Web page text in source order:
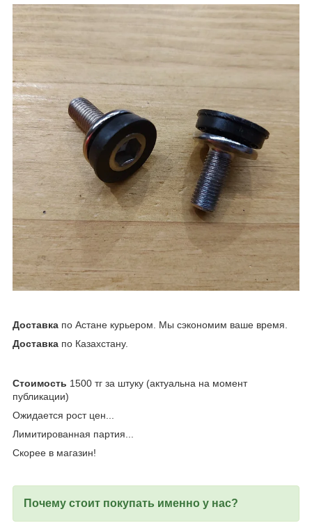
Доставка по Астане курьером. Мы сэкономим ваше время.
Доставка по Казахстану.
Стоимость 1500 тг за штуку (актуальна на момент
публикации)
Ожидается рост цен...
Лимитированная партия...
Скорее в магазин!
Почему стоит покупать именно у нас?